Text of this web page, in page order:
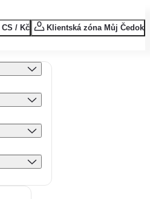
CS / Kč Klientská zóna Můj Čedok